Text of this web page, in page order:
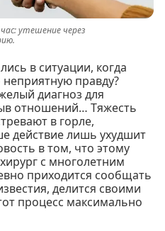
утешение через
в ситуации, когда
правду?
диагноз для
отношений… Тяжесть
в горле,
действие лишь ухудшит
в том, что этому
с многолетним
приходится сообщать
делится своими
процесс максимально